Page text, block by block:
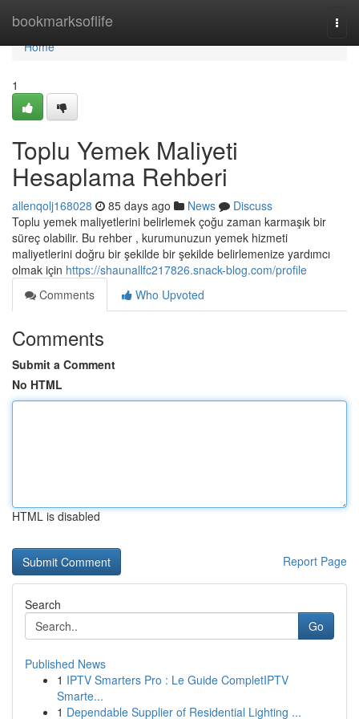
bookmarksoflife
Home
Home
1
Toplu Yemek Maliyeti
Hesaplama Rehberi
allenqolj168028 85 days ago News
Discuss
Toplu yemek maliyetlerini belirlemek çoğu zaman karmaşık bir
süreç olabilir. Bu rehber , kurumunuzun yemek hizmeti
maliyetlerini doğru bir şekilde bir şekilde belirlemenize yardımcı
olmak için https://shaunallfc217826.snack-blog.com/profile
Comments
Who Upvoted
Comments
Submit a Comment
No HTML
HTML is disabled
Report Page
Search
Go
Published News
1 IPTV Smarters Pro : Le Guide CompletIPTV
Smarte...
1 Dependable Supplier of Residential Lighting ...